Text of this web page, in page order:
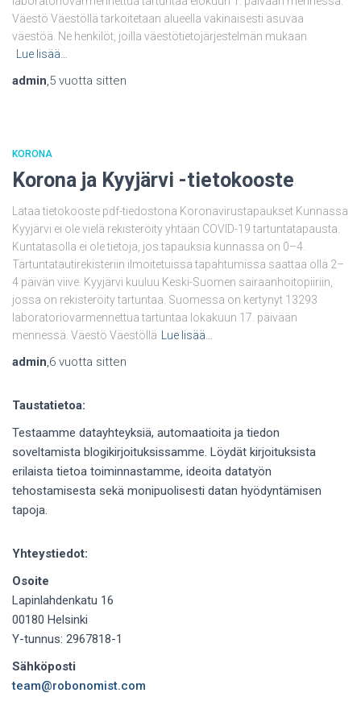
Väestö Väestöllä tarkoitetaan alueella vakinaisesti asuvaa
väestöä. Ne henkilöt, joilla väestötietojärjestelmän mukaan
Lue lisää…
admin,5 vuotta sitten
KORONA
Korona ja Kyyjärvi -tietokooste
Lataa tietokooste pdf-tiedostona Koronavirustapaukset Kunnassa
Kyyjärvi ei ole vielä rekisteröity yhtään COVID-19 tartuntatapausta.
Kuntatasolla ei ole tietoja, jos tapauksia kunnassa on 0–4.
Tartuntatautirekisteriin ilmoitetuissa tapahtumissa saattaa olla 2–
4 päivän viive. Kyyjärvi kuuluu Keski-Suomen sairaanhoitopiiriin,
jossa on rekisteröity tartuntaa. Suomessa on kertynyt 13293
laboratoriovarmennettua tartuntaa lokakuun 17. päivään
mennessä. Väestö Väestöllä
Lue lisää…
admin,6 vuotta sitten
Taustatietoa:
Testaamme datayhteyksiä, automaatioita ja tiedon
soveltamista blogikirjoituksissamme. Löydät kirjoituksista
erilaista tietoa toiminnastamme, ideoita datatyön
tehostamisesta sekä monipuolisesti datan hyödyntämisen
tapoja.
Yhteystiedot:
Osoite
Lapinlahdenkatu 16
00180 Helsinki
Y-tunnus: 2967818-1
Sähköposti
team@robonomist.com